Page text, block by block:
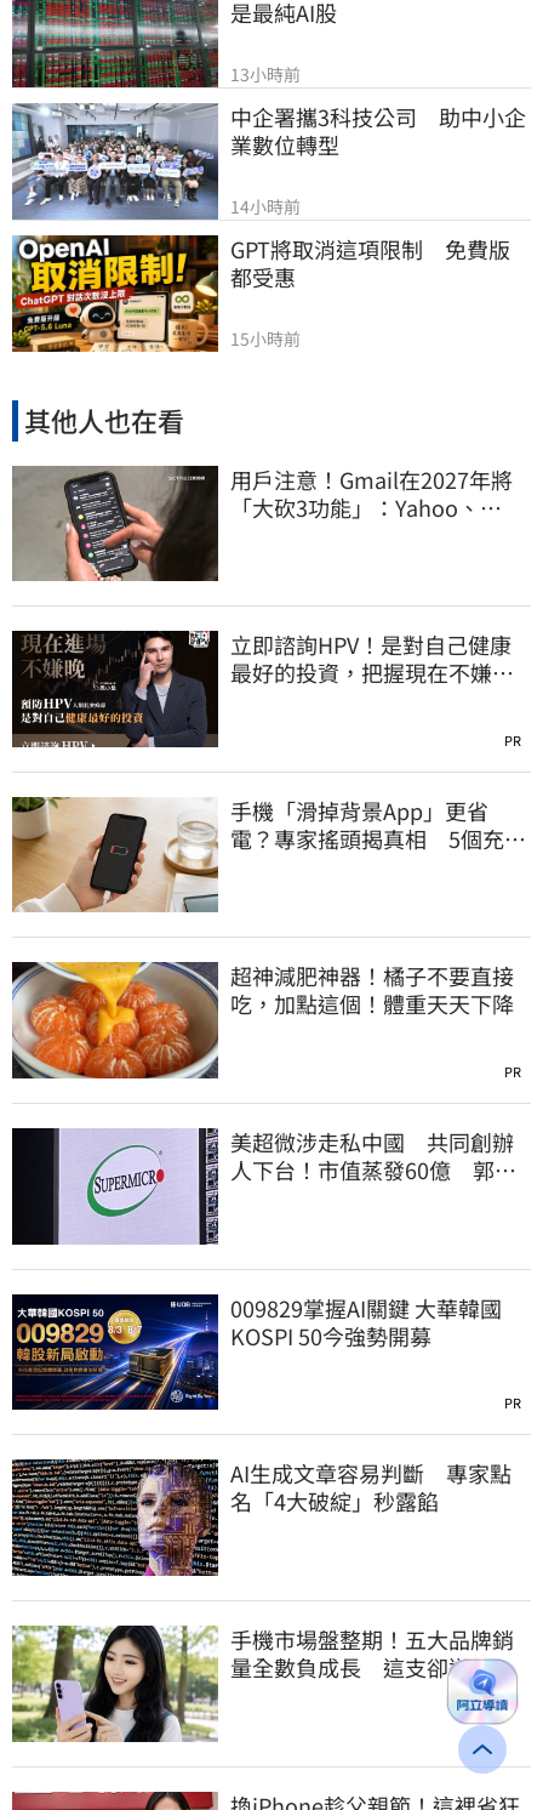
是最純AI股
13小時前
中企署攜3科技公司　助中小企
業數位轉型
14小時前
GPT將取消這項限制　免費版
都受惠
15小時前
其他人也在看
用戶注意！Gmail在2027年將
「大砍3功能」：Yahoo、
立即諮詢HPV！是對自己健康
最好的投資，把握現在不嫌
PR
手機「滑掉背景App」更省
電？專家搖頭揭真相 5個充電
超神減肥神器！橘子不要直接
吃，加點這個！體重天天下降
PR
美超微涉走私中國 共同創辦
人下台！市值蒸發60億 郭明
009829掌握AI關鍵 大華韓國
KOSPI 50今強勢開募
PR
AI生成文章容易判斷 專家點
名「4大破綻」秒露餡
手機市場盤整期！五大品牌銷
量全數負成長 這支卻逆勢暴